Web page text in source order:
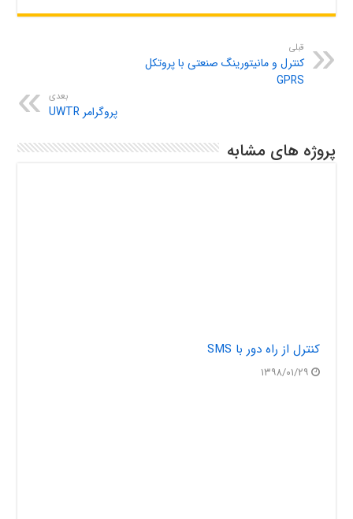
قبلی
کنترل و مانیتورینگ صنعتی با پروتکل
GPRS
بعدی
پروگرامر UWTR
پروژه های مشابه
کنترل از راه دور با SMS
۱۳۹۸/۰۱/۲۹